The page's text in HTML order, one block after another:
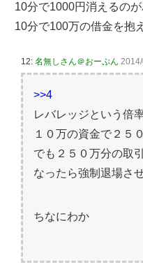
10分で1000円消えるの
10分で100万の借金を抱
12: 名無しさん＠おーぷん
>>4
レバレッジという倍
１０万の資金で２５
でも２５０万分の取
なったら強制退場さ
ちなにわか